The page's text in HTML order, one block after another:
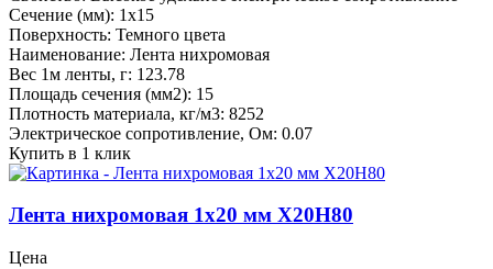
Сечение (мм): 1x15
Поверхность: Темного цвета
Наименование: Лента нихромовая
Вес 1м ленты, г: 123.78
Площадь сечения (мм2): 15
Плотность материала, кг/м3: 8252
Электрическое сопротивление, Ом: 0.07
Купить в 1 клик
Лента нихромовая 1x20 мм Х20Н80
Цена